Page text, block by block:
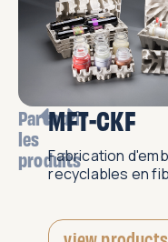
Parcourir
les
produits
MFT-CKF
Fabrication
recyclables en